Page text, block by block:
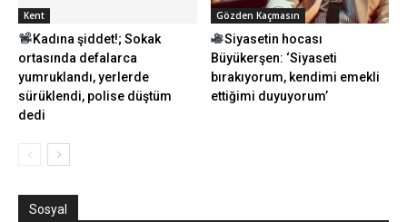
Kent
Kadına şiddet!; Sokak
ortasında defalarca
yumruklandı, yerlerde
sürüklendi, polise düştüm
dedi
Gözden Kaçmasın
Siyasetin hocası
Büyükerşen: ‘Siyaseti
bırakıyorum, kendimi emekli
ettiğimi duyuyorum’
Sosyal